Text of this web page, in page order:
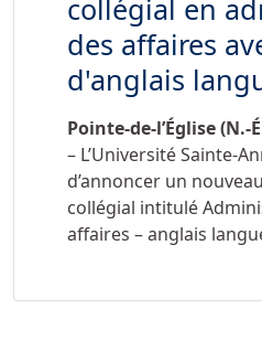
collégial en
des affaires
d'anglais
Pointe-de-l’Église (N.-
– L’Université Sainte-
d’annoncer un
collégial intitulé
affaires – anglais